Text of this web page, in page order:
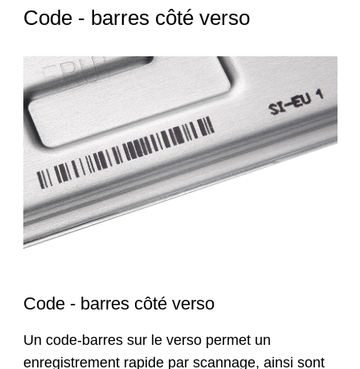
Code - barres côté verso
Code - barres côté verso
Un code-barres sur le verso permet un
enregistrement rapide par scannage, ainsi sont